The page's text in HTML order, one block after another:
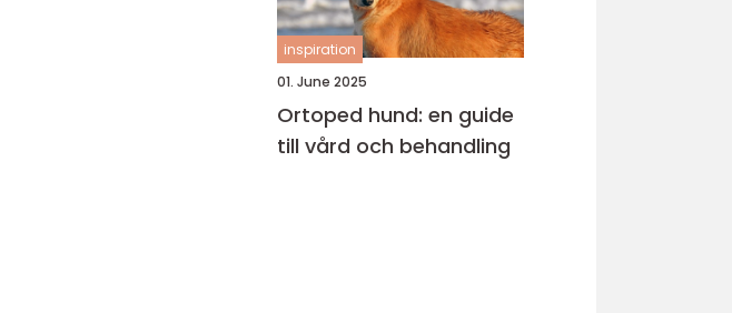
inspiration
01. June 2025
Ortoped hund: en guide
till vård och behandling